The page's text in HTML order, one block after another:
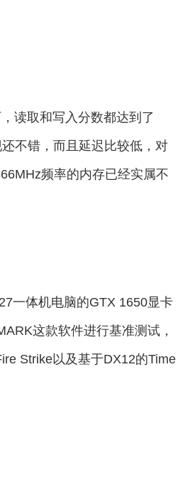
读取和写入分数都达到了
不错，而且延迟比较低，对
频率的内存已经实属不
一体机电脑的GTX 1650显卡
这款软件进行基准测试，
Strike以及基于DX12的Time